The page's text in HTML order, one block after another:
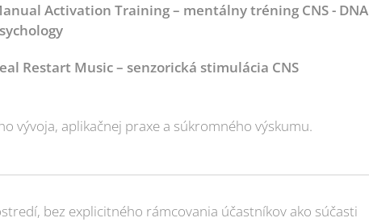
Activation Training – mentálny tréning CNS - DNA
Restart Music – senzorická stimulácia CNS
vývoja, aplikačnej praxe a súkromného výskumu.
bez explicitného rámcovania účastníkov ako súčasti